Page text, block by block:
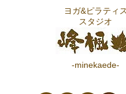
ヨガ&ピラティス
スタジオ
-minekaede-